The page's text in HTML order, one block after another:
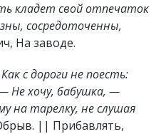
кладет свой отпечаток
сосредоточенны,
На заводе.
с дороги не поесть:
Не хочу, бабушка, —
на тарелку, не слушая
. || Прибавлять,